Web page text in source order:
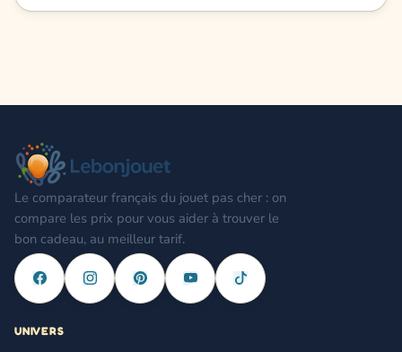
Le comparateur français du jouet pas cher : on
compare les prix pour vous aider à trouver le
bon cadeau, au meilleur tarif.
UNIVERS